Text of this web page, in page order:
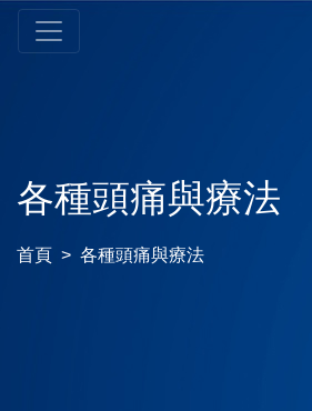
各種頭痛與療法
首頁 各種頭痛與療法